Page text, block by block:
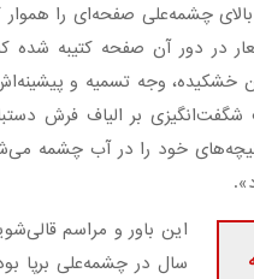
که در بالای چشمه‌علی صفحه‌ای
در دور آن صفحه کتیبه
وجه تسمیه و پیشینه‌اش
بر الیاف فرش
خود را در آب چشمه
این باور و مراسم
سال در چشمه‌علی برپا